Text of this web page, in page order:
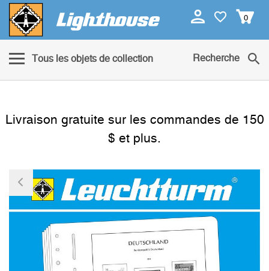
0
Tous les objets de collection Recherche
Livraison gratuite sur les commandes de 150
$ et plus.